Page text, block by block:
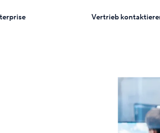
Vertrieb